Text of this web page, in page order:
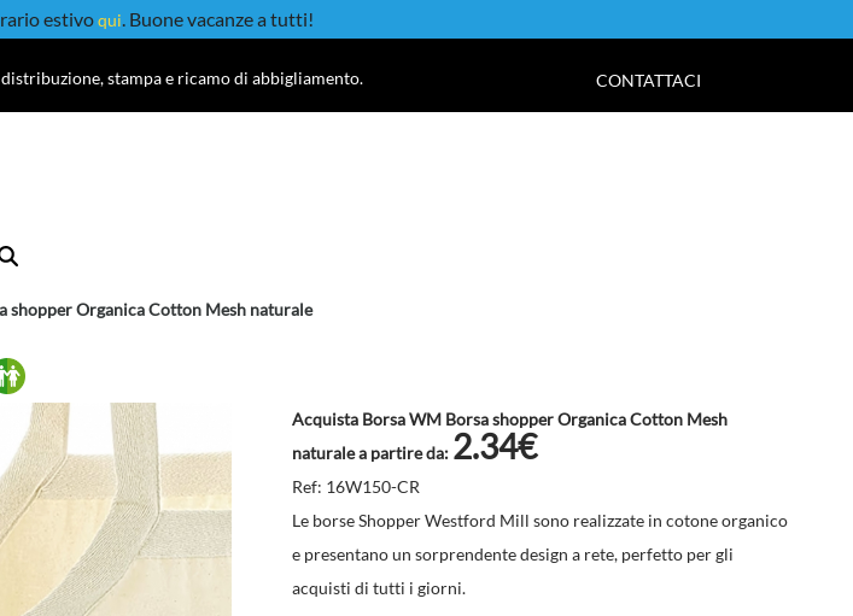
estivoqui. Buone vacanze a tutti!
stampa e ricamo di abbigliamento. CONTATTACI
shopper Organica Cotton Mesh naturale
Acquista Borsa WM Borsa shopper Organica Cotton Mesh
naturale a partire da: 2.34€
Ref: 16W150-CR
Le borse Shopper Westford Mill sono realizzate in cotone organico
e presentano un sorprendente design a rete, perfetto per gli
acquisti di tutti i giorni.